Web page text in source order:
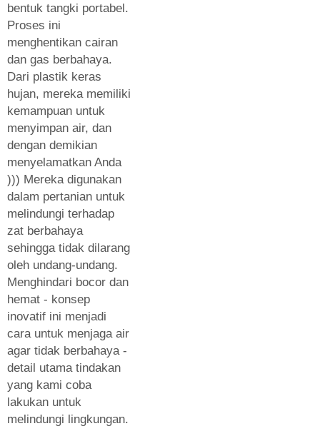
bentuk tangki portabel.
Proses ini
menghentikan cairan
dan gas berbahaya.
Dari plastik keras
hujan, mereka memiliki
kemampuan untuk
menyimpan air, dan
dengan demikian
menyelamatkan Anda
))) Mereka digunakan
dalam pertanian untuk
melindungi terhadap
zat berbahaya
sehingga tidak dilarang
oleh undang-undang.
Menghindari bocor dan
hemat - konsep
inovatif ini menjadi
cara untuk menjaga air
agar tidak berbahaya -
detail utama tindakan
yang kami coba
lakukan untuk
melindungi lingkungan.